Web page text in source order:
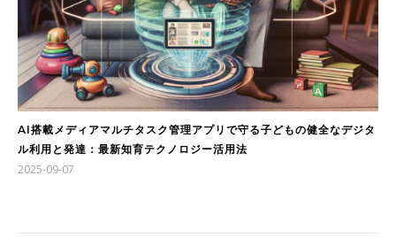
AI搭載メディアマルチタスク管理アプリで守る子どもの健全なデジタ
ル利用と発達：最新知育テクノロジー活用法
2025-09-07